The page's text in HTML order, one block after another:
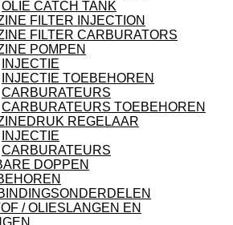
OLIE CATCH TANK
FILTER INJECTION
FILTER CARBURATORS
POMPEN
INJECTIE
INJECTIE TOEBEHOREN
CARBURATEURS
CARBURATEURS TOEBEHOREN
REGELAAR
INJECTIE
CARBURATEURS
DOPPEN
/ OLIESLANGEN EN